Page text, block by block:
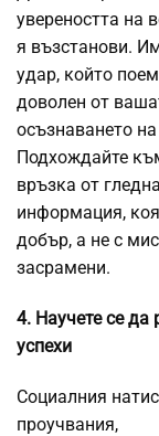
увереността на
я възстанови.
удар, който
доволен от
осъзнаването
Подхождайте
връзка от
информация,
добър, а не с
засрамени.
4. Научете се да
успехи
Социалния
проучвания,